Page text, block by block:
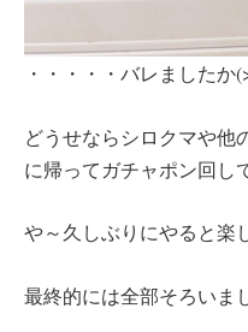
・・・・・バレましたか
どうせならシロクマや他
に帰ってガチャポン回し
や～久しぶりにやると楽
最終的には全部そろいま